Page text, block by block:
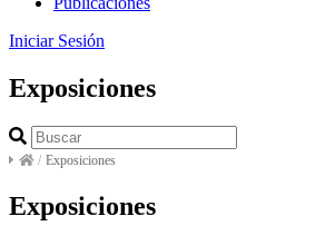
Iniciar Sesión
Exposiciones
/ Exposiciones
Exposiciones